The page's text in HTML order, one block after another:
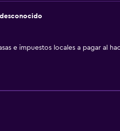
e impuestos locales a pagar al